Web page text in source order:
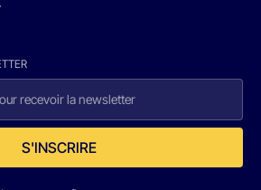
S'INSCRIRE